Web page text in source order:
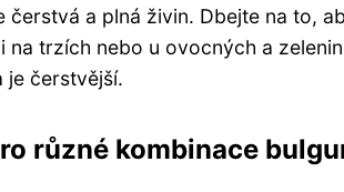
čerstvá a plná živin. Dbejte na to,
na trzích nebo u ovocných a
je čerstvější.
různé kombinace